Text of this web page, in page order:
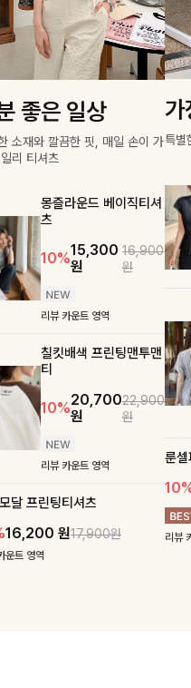
좋은 일상
소재와 깔끔한 핏, 매일 손이 가
리 티셔츠
몽즐라운드 베이직티셔
츠
10%15,300
원
16,900
원
리뷰 카운트 영역
칠킷배색 프린팅맨투맨
티
10%20,700
원
22,900
원
리뷰 카운트 영역
달 프린팅티셔츠
16,200 원17,900원
운트 영역
가
특별
룬
리뷰